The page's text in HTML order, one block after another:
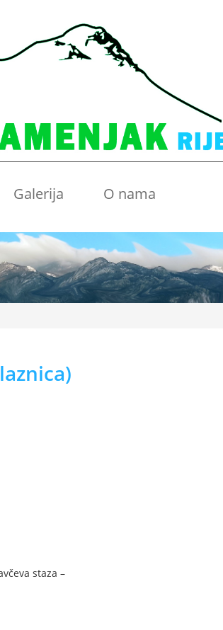
Galerija O nama
staza –